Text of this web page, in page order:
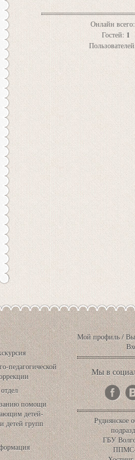
Онлайн всего:
Гостей: 1
педагогической
помощи
детей-
детей групп
Мой профиль/
Мы в
Руднянское
ГБУ
ППМС-